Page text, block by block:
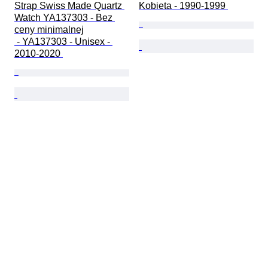
Strap Swiss Made Quartz
Watch YA137303 - Bez
ceny minimalnej
2010-2020
Kobieta - 1990-1999